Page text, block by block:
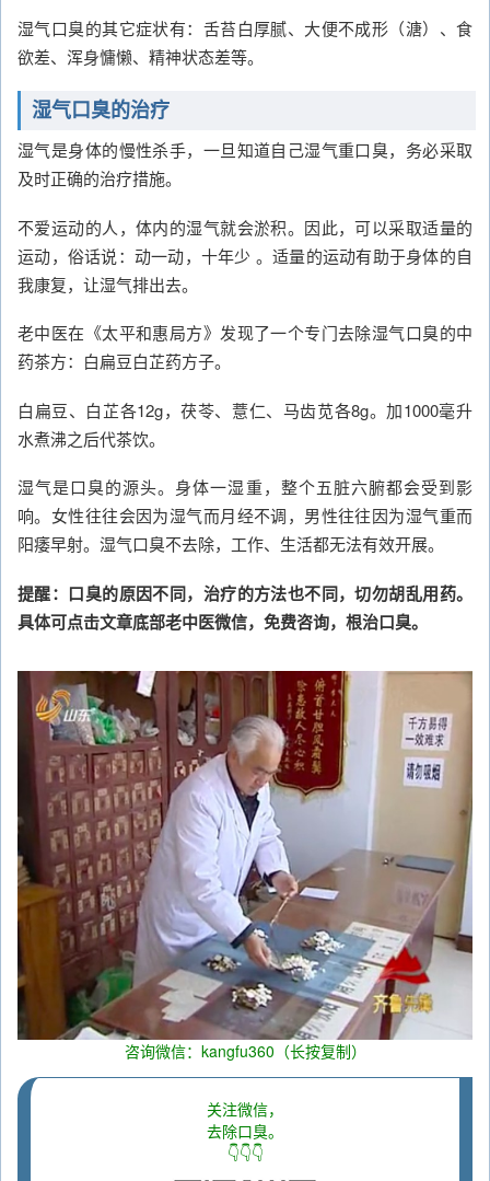
湿气口臭的其它症状有：舌苔白厚腻、大便不成形（溏）、食
欲差、浑身慵懒、精神状态差等。
湿气口臭的治疗
湿气是身体的慢性杀手，一旦知道自己湿气重口臭，务必采取
及时正确的治疗措施。
不爱运动的人，体内的湿气就会淤积。因此，可以采取适量的
运动，俗话说：动一动，十年少 。适量的运动有助于身体的自
我康复，让湿气排出去。
老中医在《太平和惠局方》发现了一个专门去除湿气口臭的中
药茶方：白扁豆白芷药方子。
白扁豆、白芷各12g，茯苓、薏仁、马齿苋各8g。加1000毫升
水煮沸之后代茶饮。
湿气是口臭的源头。身体一湿重，整个五脏六腑都会受到影
响。女性往往会因为湿气而月经不调，男性往往因为湿气重而
阳痿早射。湿气口臭不去除，工作、生活都无法有效开展。
提醒：口臭的原因不同，治疗的方法也不同，切勿胡乱用药。
具体可点击文章底部老中医微信，免费咨询，根治口臭。
咨询微信：kangfu360（长按复制）
关注微信，
去除口臭。
👇👇👇